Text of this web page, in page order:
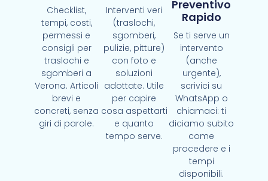
Checklist,
tempi, costi,
permessi e
consigli per
traslochi e
sgomberi a
Verona. Articoli
brevi e
concreti, senza
giri di parole.
Interventi veri
(traslochi,
sgomberi,
pulizie, pitture)
con foto e
soluzioni
adottate. Utile
per capire
cosa aspettarti
e quanto
tempo serve.
Preventivo
Rapido
Se ti serve un
intervento
(anche
urgente),
scrivici su
WhatsApp o
chiamaci: ti
diciamo subito
come
procedere e i
tempi
disponibili.